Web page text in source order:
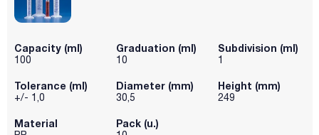
Capacity (ml)
100
Graduation (ml)
10
Subdivision (ml)
1
Tolerance (ml)
+/- 1,0
Diameter (mm)
30,5
Height (mm)
249
Material Pack (u.)